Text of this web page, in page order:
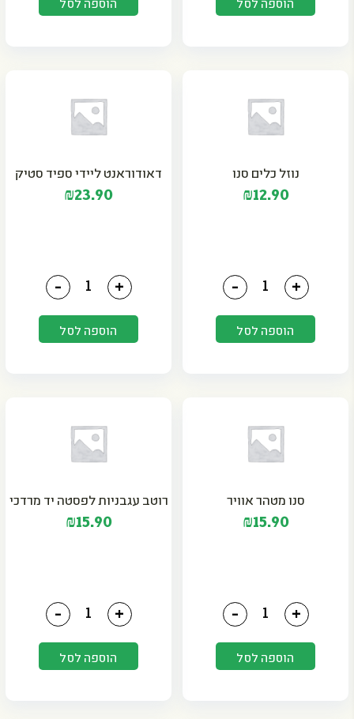
הוספה לסל הוספה לסל
נוזל כלים סנו
₪12.90
כמות של נוזל כלים סנו
+
-
הוספה לסל
דאודוראנט ליידי ספיד סטיק
₪23.90
כמות של דאודוראנט
+
-
הוספה לסל
סנו מטהר אוויר
₪15.90
כמות של סנו מטהר אוויר
+
-
הוספה לסל
רוטב עגבניות לפסטה יד מרדכי
₪15.90
כמות של רוטב עגבניות
+
-
הוספה לסל